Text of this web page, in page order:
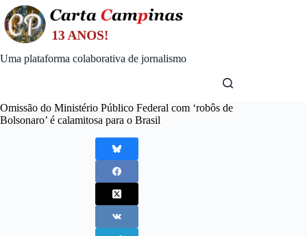
Skip
to
content
Uma plataforma colaborativa de jornalismo
Omissão do Ministério Público Federal com ‘robôs de
Bolsonaro’ é calamitosa para o Brasil